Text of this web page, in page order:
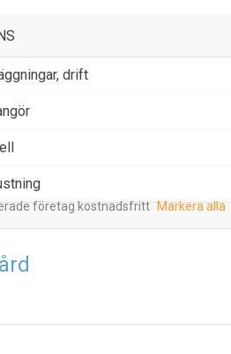
drift
företag kostnadsfritt Markera alla